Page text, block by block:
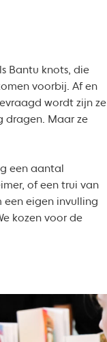
Bantu knots, die
voorbij. Af en
wordt zijn ze
dragen. Maar ze
een aantal
of een trui van
een eigen invulling
kozen voor de